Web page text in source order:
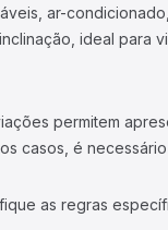
ar-
ideal para
permitem
casos, é
as regras